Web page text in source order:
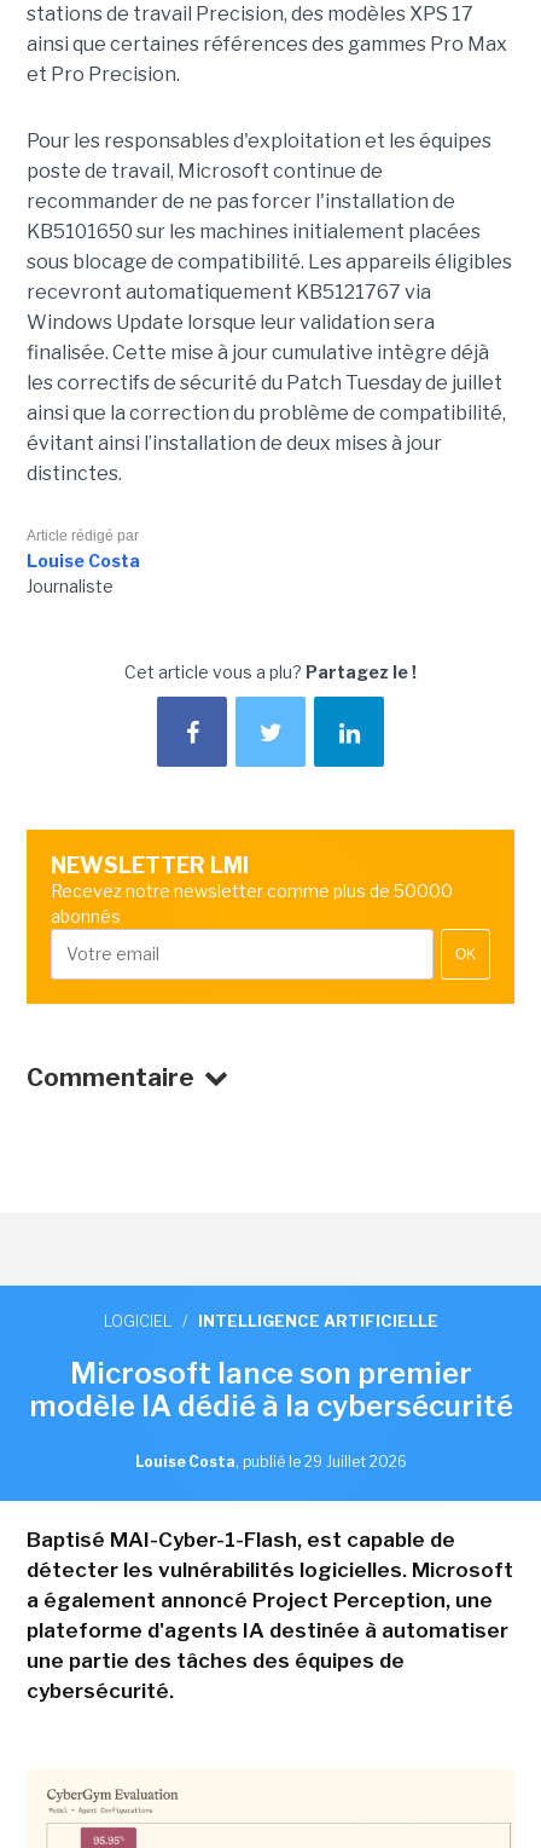
stations de travail Precision, des modèles XPS 17
ainsi que certaines références des gammes Pro Max
et Pro Precision.
Pour les responsables d'exploitation et les équipes
poste de travail, Microsoft continue de
recommander de ne pas forcer l'installation de
KB5101650 sur les machines initialement placées
sous blocage de compatibilité. Les appareils éligibles
recevront automatiquement KB5121767 via
Windows Update lorsque leur validation sera
finalisée. Cette mise à jour cumulative intègre déjà
les correctifs de sécurité du Patch Tuesday de juillet
ainsi que la correction du problème de compatibilité,
évitant ainsi l’installation de deux mises à jour
distinctes.
Article rédigé par
Louise Costa
Journaliste
Cet article vous a plu? Partagez le !
NEWSLETTER LMI
Recevez notre newsletter comme plus de 50000
abonnés
OK
Commentaire
LOGICIEL / INTELLIGENCE ARTIFICIELLE
Microsoft lance son premier
modèle IA dédié à la cybersécurité
Louise Costa, publié le 29 Juillet 2026
Baptisé MAI-Cyber-1-Flash, est capable de
détecter les vulnérabilités logicielles. Microsoft
a également annoncé Project Perception, une
plateforme d'agents IA destinée à automatiser
une partie des tâches des équipes de
cybersécurité.